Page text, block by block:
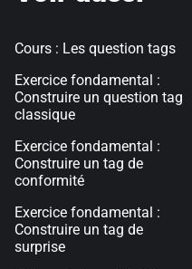
Cours : Les question tags
Exercice fondamental :
Construire un question tag
classique
Exercice fondamental :
Construire un tag de
conformité
Exercice fondamental :
Construire un tag de
surprise